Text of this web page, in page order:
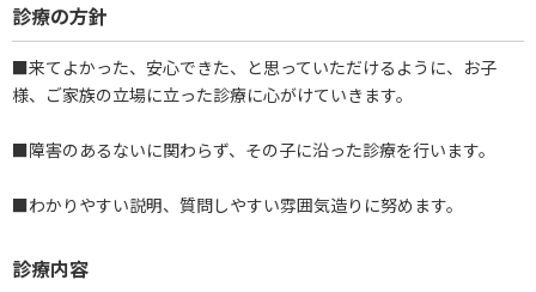
診療の方針
■来てよかった、安心できた、と思っていただけるように、お子
様、ご家族の立場に立った診療に心がけていきます。
■障害のあるないに関わらず、その子に沿った診療を行います。
■わかりやすい説明、質問しやすい雰囲気造りに努めます。
診療内容